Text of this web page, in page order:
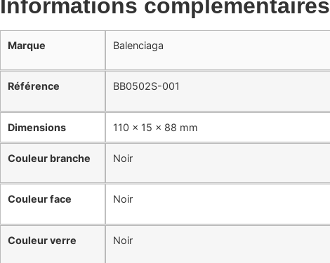
Informations complémentaires
Référence BB0502S-001
Dimensions 110 × 15 × 88 mm
Couleur branche Noir
Couleur face Noir
Couleur verre Noir
Marque Balenciaga